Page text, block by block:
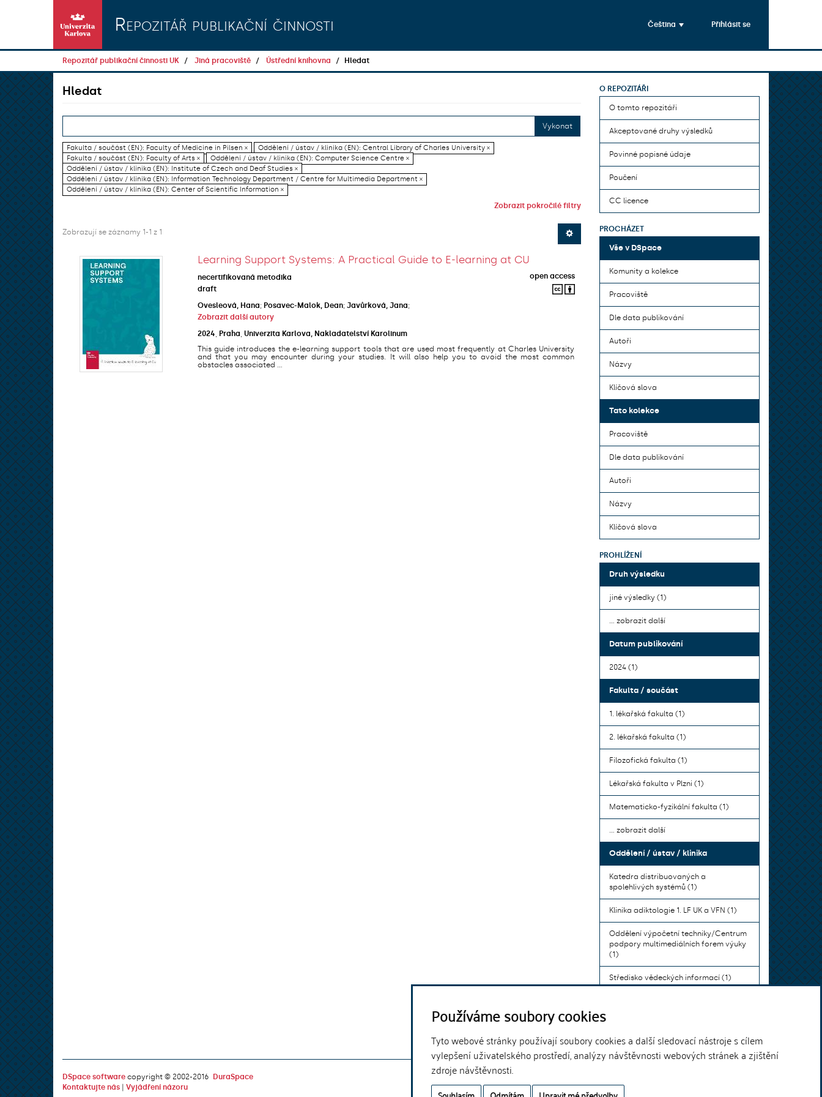
Používáme soubory cookies
Tyto webové stránky používají soubory cookies a další sledovací nástroje s cílem
vylepšení uživatelského prostředí, analýzy návštěvnosti webových stránek a zjištění
zdroje návštěvnosti.
Repozitář publikační činnosti Čeština Přihlásit se
Repozitář publikační činnosti UK Jiná pracoviště Ústřední knihovna Hledat
Hledat
Vykonat
Fakulta / součást (EN): Faculty of Medicine in Pilsen ×
Oddělení / ústav / klinika (EN): Central Library of Charles University ×
Fakulta / součást (EN): Faculty of Arts ×
Oddělení / ústav / klinika (EN): Computer Science Centre ×
Oddělení / ústav / klinika (EN): Institute of Czech and Deaf Studies ×
Oddělení / ústav / klinika (EN): Information Technology Department / Centre for Multimedia Department ×
Oddělení / ústav / klinika (EN): Center of Scientific Information ×
Zobrazit pokročilé filtry
Zobrazují se záznamy 1-1 z 1
Learning Support Systems: A Practical Guide to E-learning at CU
necertifikovaná metodika
open access
draft
Ovesleová, Hana; Posavec-Malok, Dean; Javůrková, Jana;
Zobrazit další autory
2024
Praha Univerzita Karlova, Nakladatelství Karolinum
This guide introduces the e-learning support tools that are used most frequently at Charles University
and that you may encounter during your studies. It will also help you to avoid the most common
obstacles associated ...
O REPOZITÁŘI
O tomto repozitáři
Akceptované druhy výsledků
Povinné popisné údaje
Poučení
CC licence
PROCHÁZET
Vše v DSpace
Komunity a kolekce
Pracoviště
Dle data publikování
Autoři
Názvy
Klíčová slova
Tato kolekce
Pracoviště
Dle data publikování
Autoři
Názvy
Klíčová slova
PROHLÍŽENÍ
Druh výsledku
jiné výsledky (1)
... zobrazit další
Datum publikování
2024 (1)
Fakulta / součást
1. lékařská fakulta (1)
2. lékařská fakulta (1)
Filozofická fakulta (1)
Lékařská fakulta v Plzni (1)
Matematicko-fyzikální fakulta (1)
... zobrazit další
Oddělení / ústav / klinika
Katedra distribuovaných a
spolehlivých systémů (1)
Klinika adiktologie 1. LF UK a VFN (1)
Oddělení výpočetní techniky/Centrum
podpory multimediálních forem výuky
(1)
Středisko vědeckých informací (1)
DSpace software copyright © 2002-2016
DuraSpace
Kontaktujte nás
Vyjádření názoru